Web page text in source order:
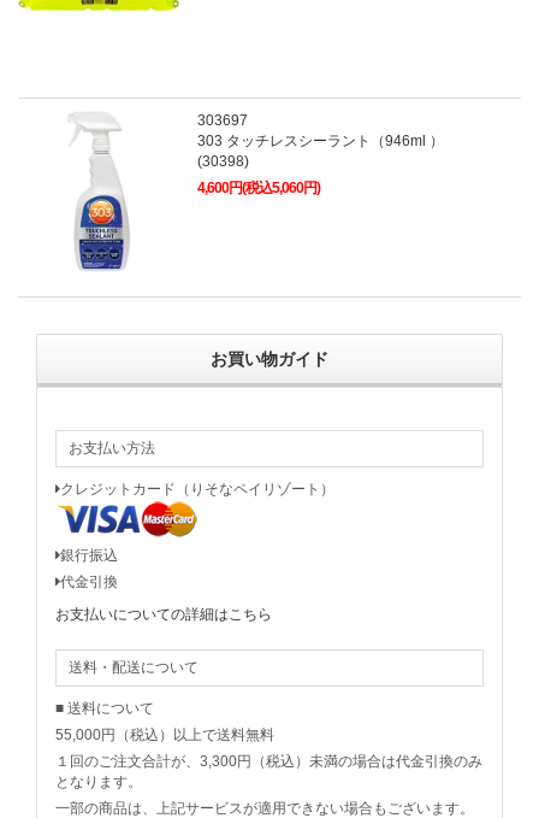
303697
303 タッチレスシーラント（946ml ）
(30398)
4,600円(税込5,060円)
お買い物ガイド
お支払い方法
クレジットカード（りそなペイリゾート）
銀行振込
代金引換
お支払いについての詳細はこちら
送料・配送について
■ 送料について
55,000円（税込）以上で送料無料
１回のご注文合計が、3,300円（税込）未満の場合は代金引換のみ
となります。
一部の商品は、上記サービスが適用できない場合もございます。